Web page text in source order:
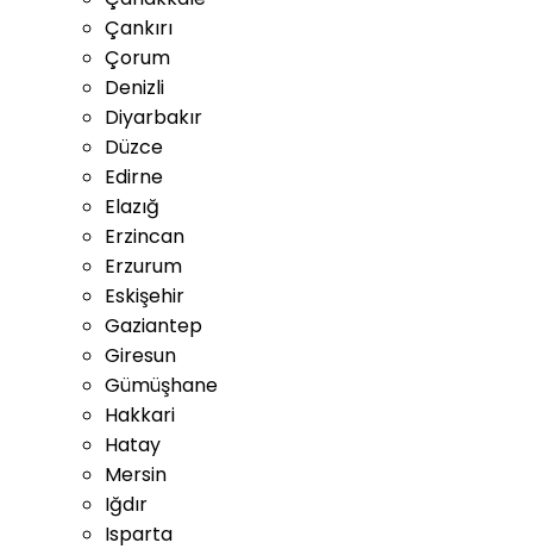
Çankırı
Çorum
Denizli
Diyarbakır
Düzce
Edirne
Elazığ
Erzincan
Erzurum
Eskişehir
Gaziantep
Giresun
Gümüşhane
Hakkari
Hatay
Mersin
Iğdır
Isparta